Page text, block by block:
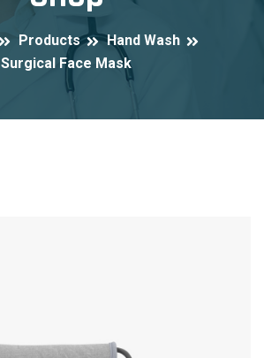
Products
Hand Wash
Surgical Face Mask